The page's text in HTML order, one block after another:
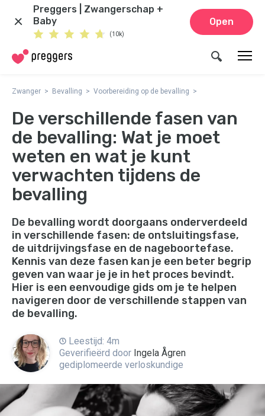
Preggers | Zwangerschap +
Baby
(10k)
Open
Zwanger Bevalling Voorbereiding op de bevalling
De verschillende fasen van
de bevalling: Wat je moet
weten en wat je kunt
verwachten tijdens de
bevalling
De bevalling wordt doorgaans onderverdeeld
in verschillende fasen: de ontsluitingsfase,
de uitdrijvingsfase en de nageboortefase.
Kennis van deze fasen kan je een beter begrip
geven van waar je je in het proces bevindt.
Hier is een eenvoudige gids om je te helpen
navigeren door de verschillende stappen van
de bevalling.
Leestijd: 4m
Geverifieërd door Ingela Ågren
gediplomeerde verloskundige